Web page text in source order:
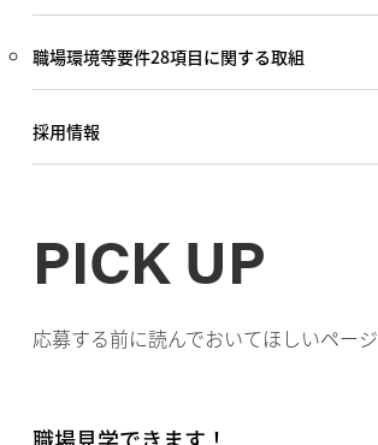
職場環境等要件28項目に関する取組
採用情報
PICK UP
応募する前に読んでおいてほしいページ